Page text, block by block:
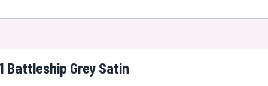
Battleship Grey Satin